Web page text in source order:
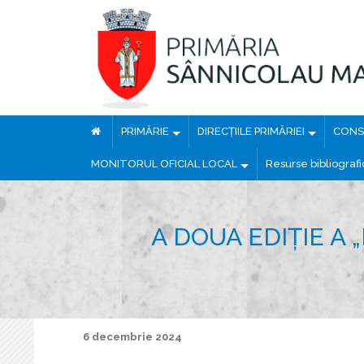
PRIMĂRIE DIRECȚIILE PRIMĂRIEI
MONITORUL OFICIAL LOCAL Resurse
A DOUA EDIȚIE A
6 decembrie 2024